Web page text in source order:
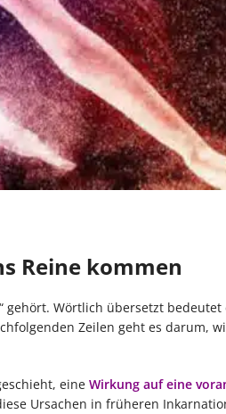
Reine kommen
Wörtlich übersetzt bedeutet
Zeilen geht es darum,
eine Wirkung auf eine
Ursachen in früheren